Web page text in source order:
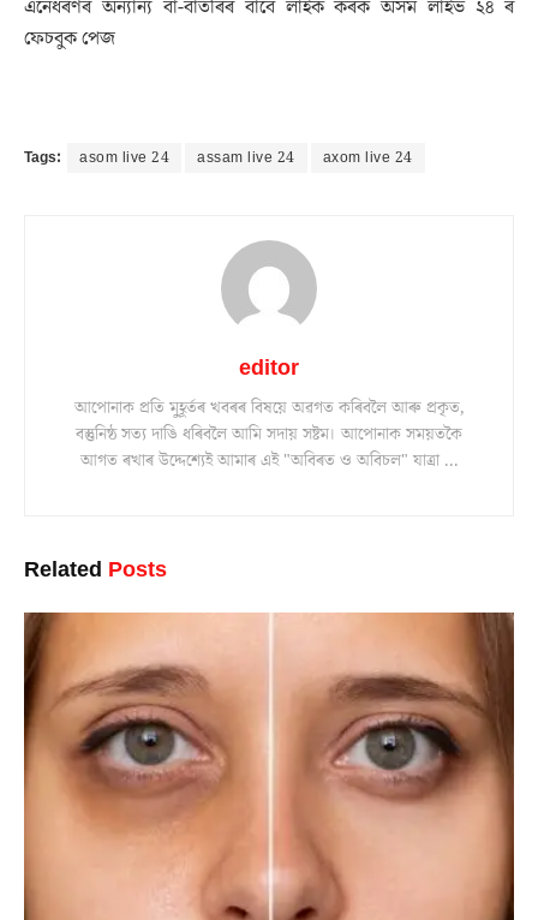
এনেধৰণৰ অন্যান্য বা-বাতৰিৰ বাবে লাইক কৰক অসম লাইভ ২৪ ৰ
ফেচবুক পেজ
Tags: asom live 24 assam live 24 axom live 24
editor
আপোনাক প্ৰতি মুহূৰ্তৰ খবৰৰ বিষয়ে অৱগত কৰিবলৈ আৰু প্ৰকৃত,
বস্তুনিষ্ঠ সত্য দাঙি ধৰিবলৈ আমি সদায় সষ্টম। আপোনাক সময়তকৈ
আগত ৰখাৰ উদ্দেশ্যেই আমাৰ এই "অবিৰত ও অবিচল" যাত্ৰা ...
Related Posts